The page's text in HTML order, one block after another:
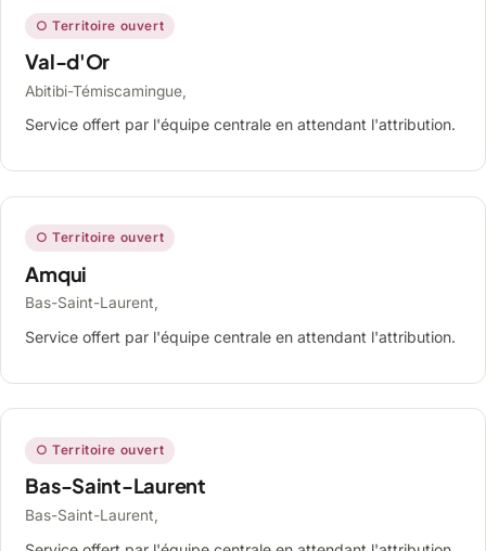
○ Territoire ouvert
Val-d'Or
Abitibi-Témiscamingue,
Service offert par l'équipe centrale en attendant l'attribution.
○ Territoire ouvert
Amqui
Bas-Saint-Laurent,
Service offert par l'équipe centrale en attendant l'attribution.
○ Territoire ouvert
Bas-Saint-Laurent
Bas-Saint-Laurent,